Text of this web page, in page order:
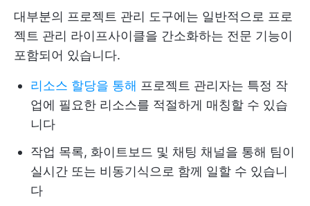
대부분의 프로젝트 관리 도구에는 일반적으로 프로
젝트 관리 라이프사이클을 간소화하는 전문 기능이
포함되어 있습니다.
리소스 할당을 통해 프로젝트 관리자는 특정 작
업에 필요한 리소스를 적절하게 매칭할 수 있습
니다
작업 목록, 화이트보드 및 채팅 채널을 통해 팀이
실시간 또는 비동기식으로 함께 일할 수 있습니
다